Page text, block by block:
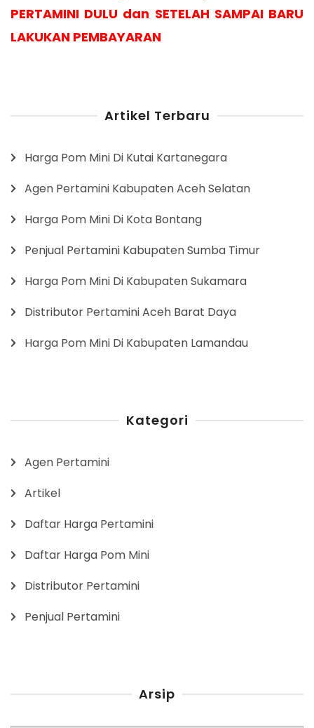
PERTAMINI DULU dan SETELAH SAMPAI BARU
LAKUKAN PEMBAYARAN
Artikel Terbaru
Harga Pom Mini Di Kutai Kartanegara
Agen Pertamini Kabupaten Aceh Selatan
Harga Pom Mini Di Kota Bontang
Penjual Pertamini Kabupaten Sumba Timur
Harga Pom Mini Di Kabupaten Sukamara
Distributor Pertamini Aceh Barat Daya
Harga Pom Mini Di Kabupaten Lamandau
Kategori
Agen Pertamini
Artikel
Daftar Harga Pertamini
Daftar Harga Pom Mini
Distributor Pertamini
Penjual Pertamini
Arsip